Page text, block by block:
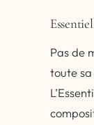
Essentiel
Pas de
toute